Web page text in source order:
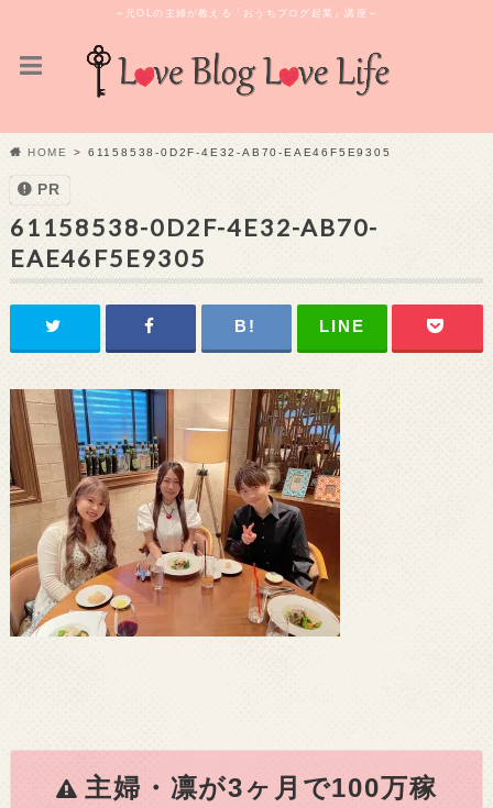
～元OLの主婦が教える「おうちブログ起業」講座～
HOME 61158538-0D2F-4E32-AB70-EAE46F5E9305
PR
61158538-0D2F-4E32-AB70-
EAE46F5E9305
主婦・凛が3ヶ月で100万稼